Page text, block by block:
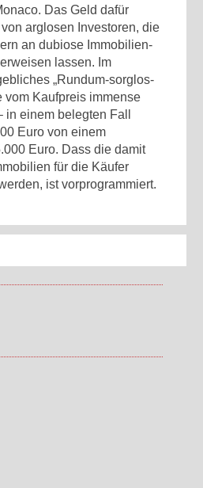
Das Geld dafür
arglosen Investoren, die
an dubiose Immobilien-
lassen. Im
„Rundum-sorglos-
vom Kaufpreis immense
einem belegten Fall
Euro von einem
Euro. Dass die damit
für die Käufer
ist vorprogrammiert.